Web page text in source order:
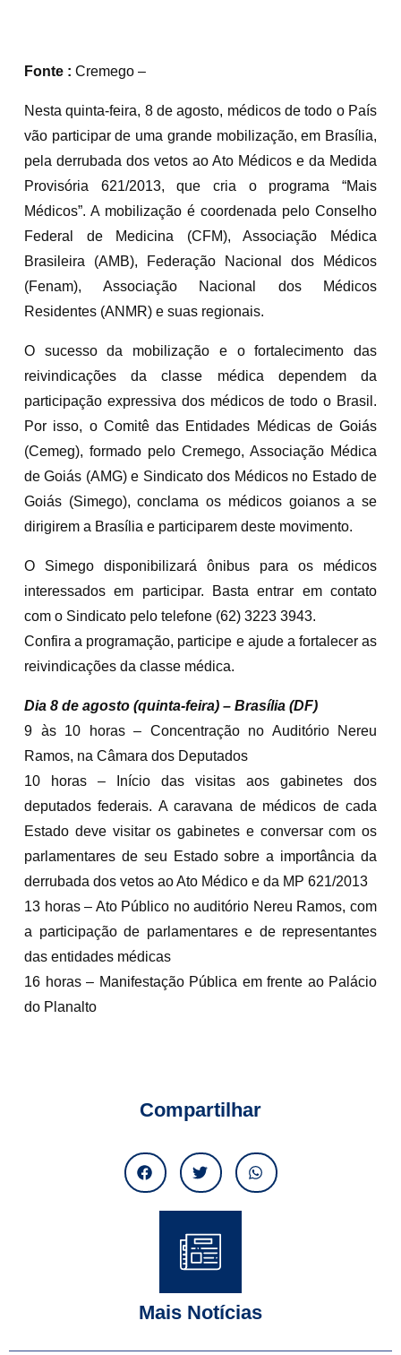
Fonte : Cremego –
Nesta quinta-feira, 8 de agosto, médicos de todo o País
vão participar de uma grande mobilização, em Brasília,
pela derrubada dos vetos ao Ato Médicos e da Medida
Provisória 621/2013, que cria o programa “Mais
Médicos”. A mobilização é coordenada pelo Conselho
Federal de Medicina (CFM), Associação Médica
Brasileira (AMB), Federação Nacional dos Médicos
(Fenam), Associação Nacional dos Médicos
Residentes (ANMR) e suas regionais.
O sucesso da mobilização e o fortalecimento das
reivindicações da classe médica dependem da
participação expressiva dos médicos de todo o Brasil.
Por isso, o Comitê das Entidades Médicas de Goiás
(Cemeg), formado pelo Cremego, Associação Médica
de Goiás (AMG) e Sindicato dos Médicos no Estado de
Goiás (Simego), conclama os médicos goianos a se
dirigirem a Brasília e participarem deste movimento.
O Simego disponibilizará ônibus para os médicos
interessados em participar. Basta entrar em contato
com o Sindicato pelo telefone (62) 3223 3943.
Confira a programação, participe e ajude a fortalecer as
reivindicações da classe médica.
Dia 8 de agosto (quinta-feira) – Brasília (DF)
9 às 10 horas – Concentração no Auditório Nereu
Ramos, na Câmara dos Deputados
10 horas – Início das visitas aos gabinetes dos
deputados federais. A caravana de médicos de cada
Estado deve visitar os gabinetes e conversar com os
parlamentares de seu Estado sobre a importância da
derrubada dos vetos ao Ato Médico e da MP 621/2013
13 horas – Ato Público no auditório Nereu Ramos, com
a participação de parlamentares e de representantes
das entidades médicas
16 horas – Manifestação Pública em frente ao Palácio
do Planalto
Compartilhar
Mais Notícias